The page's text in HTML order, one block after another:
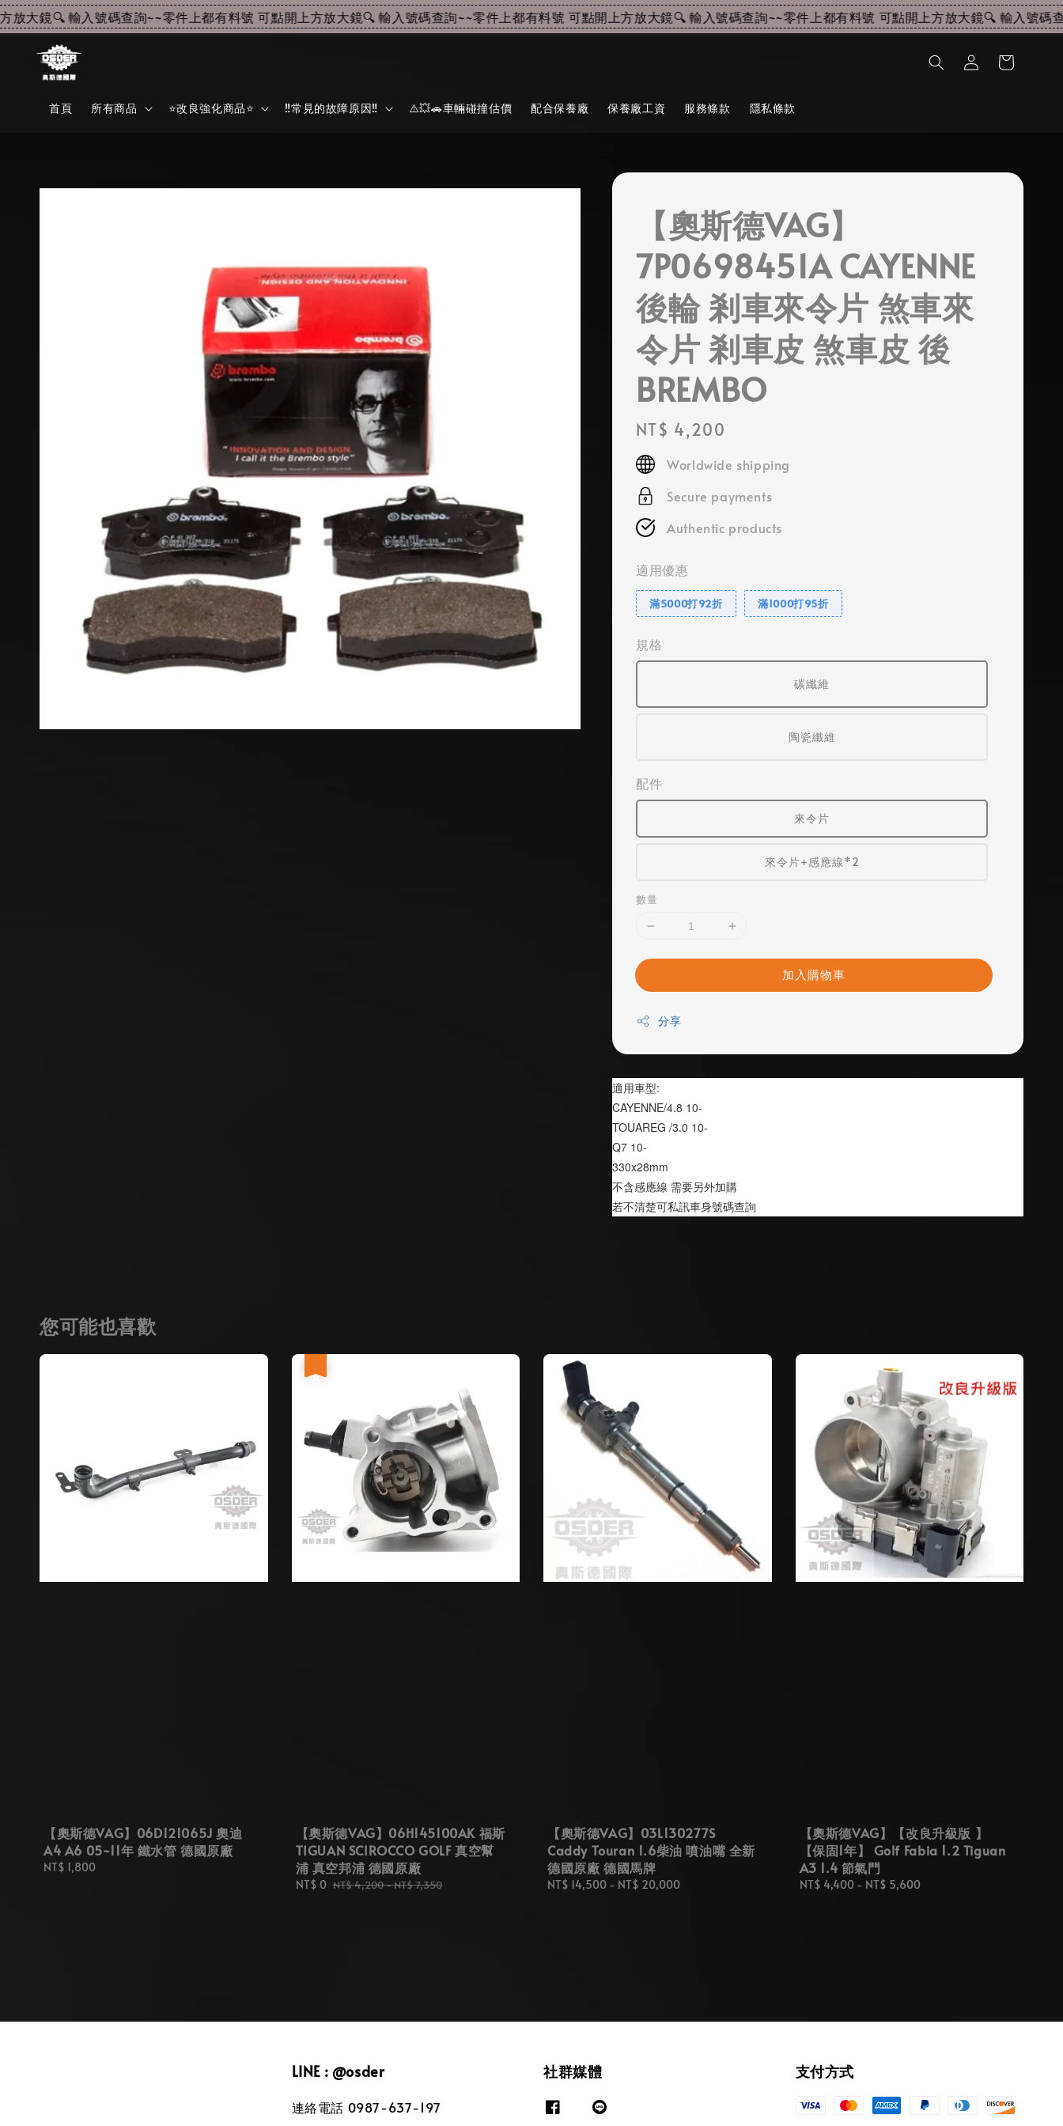
大鏡🔍 輸入號碼查詢~~零件上都有料號 可點開上方放大鏡🔍 輸入號碼查詢~~零件上都有料號 可點開上方放大鏡🔍 輸入號碼查詢~~零件上都有料號 可點開上方放大鏡🔍 輸入號碼查
首頁 所有商品 ⭐改良強化商品⭐ ‼️常見的故障原因‼️ ⚠️💥🚗車輛碰撞估價 配合保養廠 保養廠工資 服務條款 隱私條款
【奧斯德VAG】
7P0698451A CAYENNE
後輪 剎車來令片 煞車來
令片 剎車皮 煞車皮 後
BREMBO
Regular
price
NT$ 4,200
Worldwide shipping
Secure payments
Authentic products
適用優惠
滿5000打92折 滿1000打95折
規格
碳纖維
陶瓷纖維
配件
來令片
來令片+感應線*2
數量
加入購物車
分享
適用車型:
CAYENNE/4.8 10-
TOUAREG /3.0 10-
Q7 10-
330x28mm
不含感應線 需要另外加購
若不清楚可私訊車身號碼查詢
您可能也喜歡
【奧斯德VAG】06D121065J 奧迪
A4 A6 05~11年 鐵水管 德國原廠
Regular
NT$ 1,800
【奧斯德VAG】06H145100AK 福斯
TIGUAN SCIROCCO GOLF 真空幫
浦 真空邦浦 德國原廠
Sale
NT$ 0 Regular
NT$ 4,200-NT$ 7,350
【奧斯德VAG】03L130277S
Caddy Touran 1.6柴油 噴油嘴 全新
德國原廠 德國馬牌
Regular
NT$ 14,500 - NT$ 20,000
【奧斯德VAG】【改良升級版 】
【保固1年】 Golf Fabia 1.2 Tiguan
A3 1.4 節氣門
Regular
NT$ 4,400- NT$ 5,600
LINE : @osder
連絡電話 0987-637-197
社群媒體 支付方式